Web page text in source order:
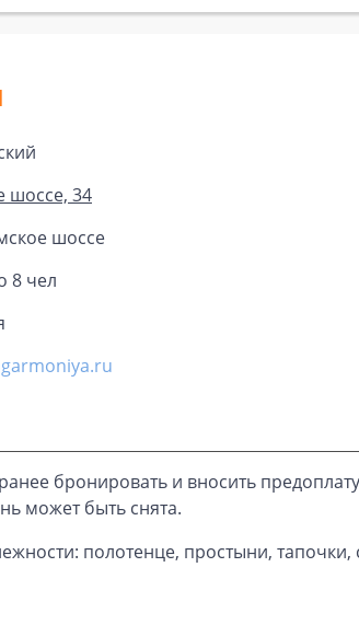
шоссе, 34
шоссе
8 чел
бронировать и вносить
может быть снята.
полотенце, простыни,